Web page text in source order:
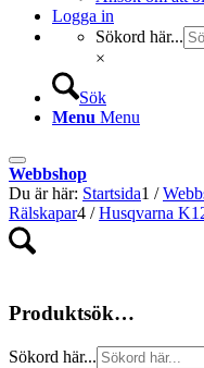
Logga in
Sökord här...
×
Sök
Menu Menu
Webbshop
Du är här: Startsida1 /
Rälskapar4 / Husqvarna
Produktsök…
Sökord här...